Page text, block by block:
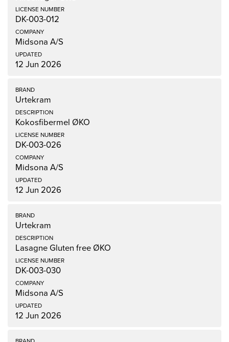
DK-003-012
Midsona A/S
12 Jun 2026
Urtekram
Kokosfibermel ØKO
DK-003-026
Midsona A/S
12 Jun 2026
Urtekram
Lasagne Gluten free ØKO
DK-003-030
Midsona A/S
12 Jun 2026